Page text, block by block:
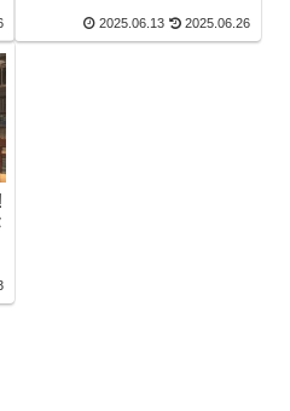
2025.06.13 2025.06.26